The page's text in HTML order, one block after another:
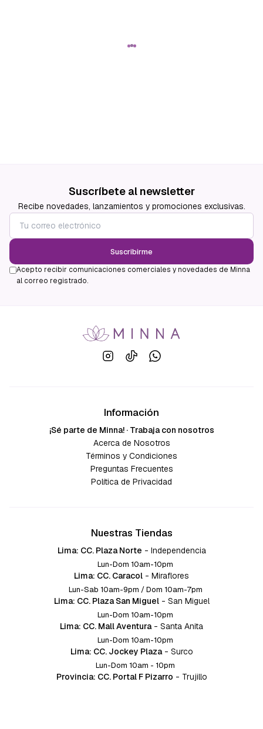
Suscríbete al newsletter
Recibe novedades, lanzamientos y promociones exclusivas.
Suscribirme
Acepto recibir comunicaciones comerciales y novedades de Minna
al correo registrado.
Información
¡Sé parte de Minna! · Trabaja con nosotros
Acerca de Nosotros
Términos y Condiciones
Preguntas Frecuentes
Política de Privacidad
Nuestras Tiendas
Lima: CC. Plaza Norte - Independencia
Lun-Dom 10am-10pm
Lima: CC. Caracol - Miraflores
Lun-Sab 10am-9pm / Dom 10am-7pm
Lima: CC. Plaza San Miguel - San Miguel
Lun-Dom 10am-10pm
Lima: CC. Mall Aventura - Santa Anita
Lun-Dom 10am-10pm
Lima: CC. Jockey Plaza - Surco
Lun-Dom 10am - 10pm
Provincia: CC. Portal F Pizarro - Trujillo